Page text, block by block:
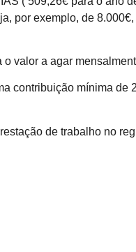
por exemplo, de
o valor a agar
contribuição mínima
de trabalho no